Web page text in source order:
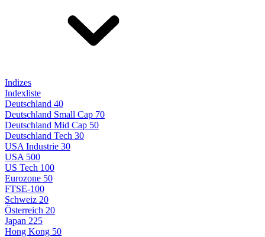
Indizes
Indexliste
Deutschland 40
Deutschland Small Cap 70
Deutschland Mid Cap 50
Deutschland Tech 30
USA Industrie 30
USA 500
US Tech 100
Eurozone 50
FTSE-100
Schweiz 20
Österreich 20
Japan 225
Hong Kong 50